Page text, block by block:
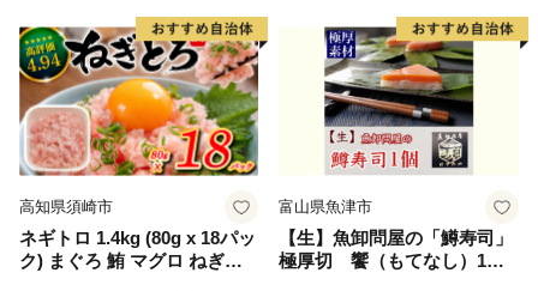
高知県須崎市
ネギトロ 1.4kg (80g x 18パッ
ク) まぐろ 鮪 マグロ ねぎと
富山県魚津市
【生】魚卸問屋の「鱒寿司」
極厚切 饗（もてなし）1段×